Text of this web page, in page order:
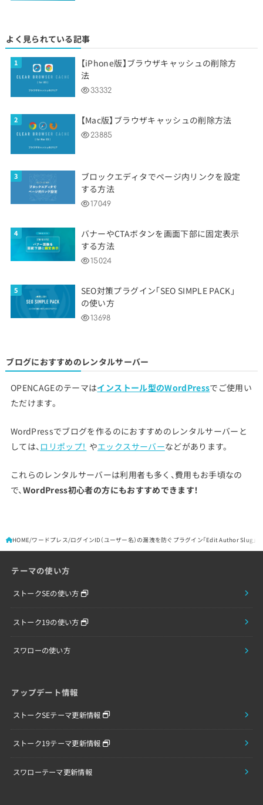
よく見られている記事
【iPhone版】ブラウザキャッシュの削除方
法
33332
【Mac版】ブラウザキャッシュの削除方法
23885
ブロックエディタでページ内リンクを設定
する方法
17049
バナーやCTAボタンを画面下部に固定表示
する方法
15024
SEO対策プラグイン「SEO SIMPLE PACK」
の使い方
13698
ブログにおすすめのレンタルサーバー
OPENCAGEのテーマはインストール型のWordPressでご使用い
ただけます。
WordPressでブログを作るのにおすすめのレンタルサーバーと
しては、 ロリポップ！ やエックスサーバーなどがあります。
これらのレンタルサーバーは利用者も多く、費用もお手頃なの
で、WordPress初心者の方にもおすすめできます！
HOME ワードプレス ログインID（ユーザー名）の漏洩を防ぐプラグイン「Edit Author Slug」
テーマの使い方
ストークSEの使い方
ストーク19の使い方
スワローの使い方
アップデート情報
ストークSEテーマ更新情報
ストーク19テーマ更新情報
スワローテーマ更新情報